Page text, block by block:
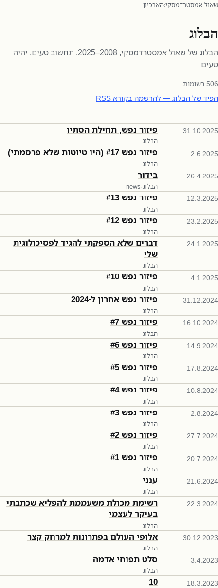
שאול אמסטרדמסקי›הארכיון
הבלוג
הבלוג של שאול אמסטרדמסקי, 2008–2025. תחשוב טעים, יהיה
טעים.
506 רשומות
הפיד של הבלוג — להרשמה בקורא RSS
31.10.2025 פיזור נפש, תחילת הסתיו
הבלוג
2.6.2025 פיזור נפש #17 (היו טיוטות שלא פרסמתי)
הבלוג
26.4.2025 בידור
הבלוג·
news
12.3.2025 פיזור נפש #13
הבלוג
23.2.2025 פיזור נפש #12
הבלוג
24.1.2025
דברים שלא הספקתי להגיד לפסיכולוגית
שלי
הבלוג
4.1.2025 פיזור נפש #10
הבלוג
31.12.2024 פיזור נפש אחרון ל-2024
הבלוג
16.10.2024 פיזור נפש #7
הבלוג
14.9.2024 פיזור נפש #6
הבלוג
17.8.2024 פיזור נפש #5
הבלוג
10.8.2024 פיזור נפש #4
הבלוג
2.8.2024 פיזור נפש #3
הבלוג
27.7.2024 פיזור נפש #2
הבלוג
20.7.2024 פיזור נפש #1
הבלוג
21.6.2024 ענני
הבלוג
22.3.2024
רשימת מכולת משעממת להפליא שכתבתי
בעיקר לעצמי
הבלוג
30.12.2023 אלופי העולם בפתרונות למרחק קצר
הבלוג
3.4.2023 סלט תפוחי אדמה
הבלוג
18.3.2023
10